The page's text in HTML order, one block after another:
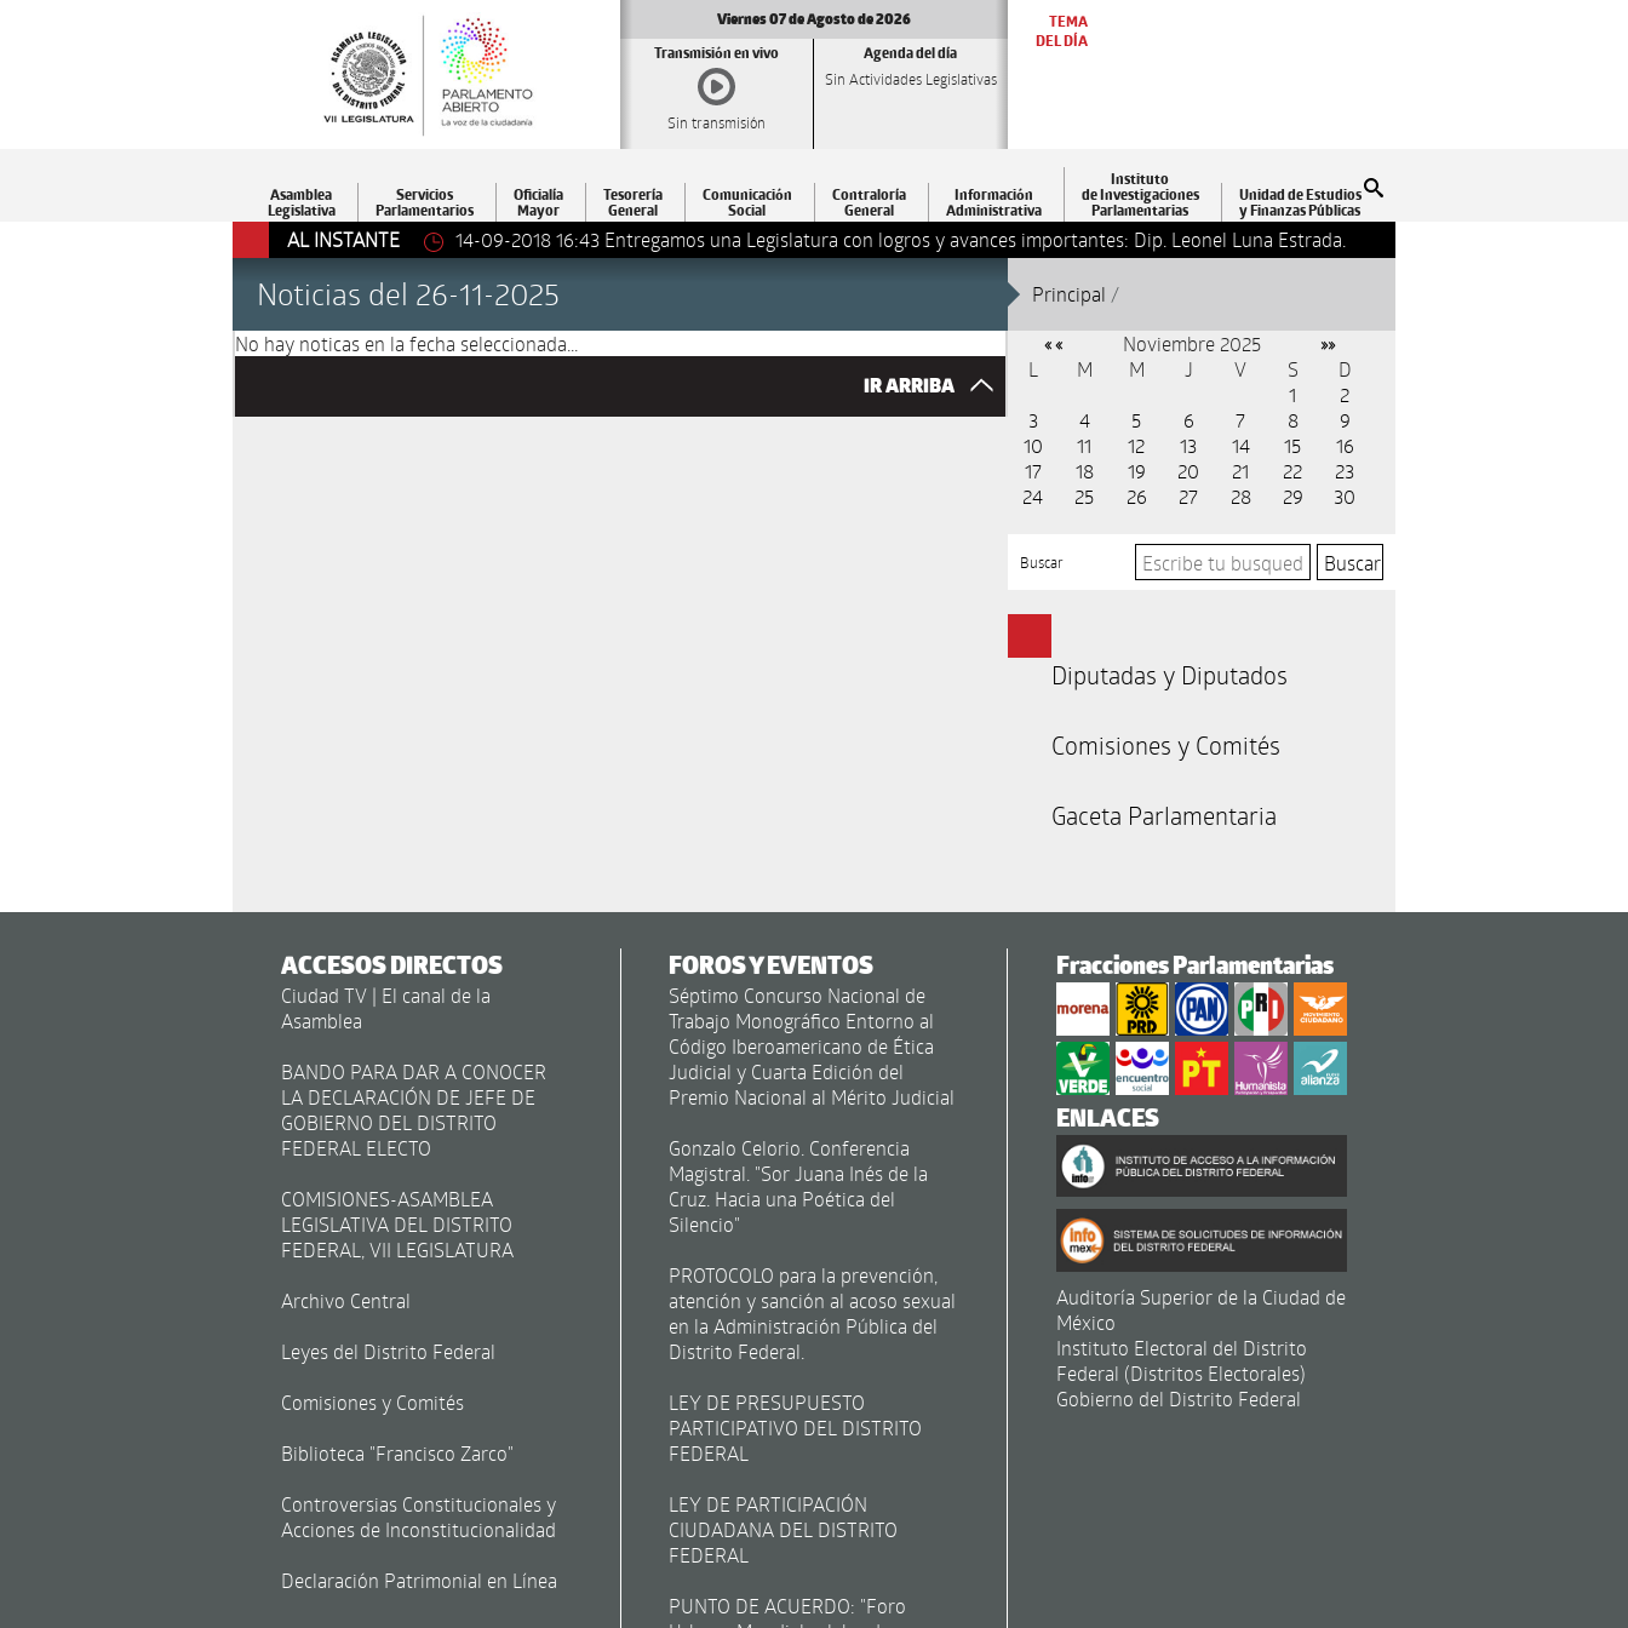
Viernes 07 de Agosto de 2026
Transmisión en vivo
Sin transmisión
Agenda del día
Sin Actividades Legislativas
TEMA
DEL DÍA
Asamblea
Legislativa
Servicios
Parlamentarios
Oficialía
Mayor
Tesorería
General
Comunicación
Social
Contraloría
General
Información
Administrativa
Instituto
de Investigaciones
Parlamentarias
Unidad de Estudios
y Finanzas Públicas
AL INSTANTE 14-09-2018 16:43 Entregamos una Legislatura con logros y avances importantes: Dip. Leonel Luna Estrada.
Noticias del 26-11-2025 Principal /
No hay noticas en la fecha seleccionada...
IR ARRIBA
« « Noviembre 2025 »»
L M M J V S
D
1
2
3
4 5 6 7 8
9
10
11 12 13 14 15
16
17
18 19 20 21 22
23
24
25 26 27 28 29 30
Buscar
Diputadas y Diputados
Comisiones y Comités
Gaceta Parlamentaria
ACCESOS DIRECTOS
Ciudad TV | El canal de la
Asamblea
BANDO PARA DAR A CONOCER
LA DECLARACIÓN DE JEFE DE
GOBIERNO DEL DISTRITO
FEDERAL ELECTO
COMISIONES-ASAMBLEA
LEGISLATIVA DEL DISTRITO
FEDERAL, VII LEGISLATURA
Archivo Central
Leyes del Distrito Federal
Comisiones y Comités
Biblioteca "Francisco Zarco"
Controversias Constitucionales y
Acciones de Inconstitucionalidad
Declaración Patrimonial en Línea
FOROS Y EVENTOS
Séptimo Concurso Nacional de
Trabajo Monográfico Entorno al
Código Iberoamericano de Ética
Judicial y Cuarta Edición del
Premio Nacional al Mérito Judicial
Gonzalo Celorio. Conferencia
Magistral. "Sor Juana Inés de la
Cruz. Hacia una Poética del
Silencio"
PROTOCOLO para la prevención,
atención y sanción al acoso sexual
en la Administración Pública del
Distrito Federal.
LEY DE PRESUPUESTO
PARTICIPATIVO DEL DISTRITO
FEDERAL
LEY DE PARTICIPACIÓN
CIUDADANA DEL DISTRITO
FEDERAL
PUNTO DE ACUERDO: "Foro
Fracciones Parlamentarias
ENLACES
Auditoría Superior de la Ciudad de
México
Instituto Electoral del Distrito
Federal (Distritos Electorales)
Gobierno del Distrito Federal